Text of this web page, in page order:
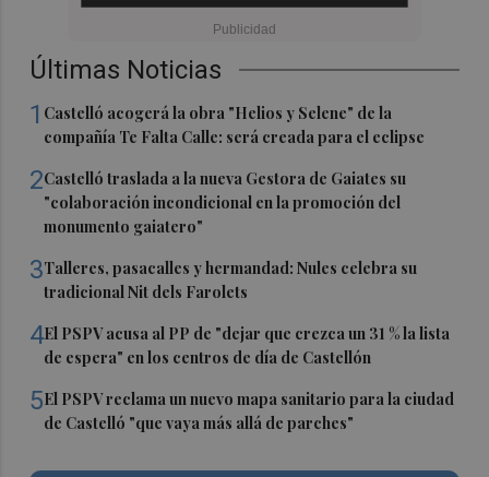
Últimas Noticias
1 Castelló acogerá la obra "Helios y Selene" de la
compañía Te Falta Calle: será creada para el eclipse
2Castelló traslada a la nueva Gestora de Gaiates su
"colaboración incondicional en la promoción del
monumento gaiatero"
3Talleres, pasacalles y hermandad: Nules celebra su
tradicional Nit dels Farolets
4El PSPV acusa al PP de "dejar que crezca un 31 % la lista
de espera" en los centros de día de Castellón
5El PSPV reclama un nuevo mapa sanitario para la ciudad
de Castelló "que vaya más allá de parches"